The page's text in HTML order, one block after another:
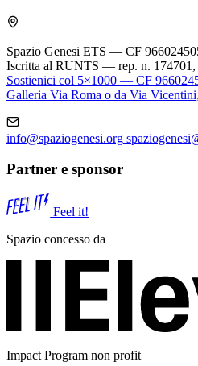
Spazio Genesi ETS — CF
Iscritta al RUNTS — rep. n. 174701,
Sostienici col 5×1000 — CF
Galleria Via Roma o da Via
info@spaziogenesi.org
Partner e sponsor
Feel it!
Spazio concesso da
Impact Program non profit